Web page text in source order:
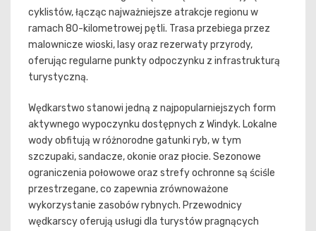
cyklistów, łącząc najważniejsze atrakcje regionu w
ramach 80-kilometrowej pętli. Trasa przebiega przez
malownicze wioski, lasy oraz rezerwaty przyrody,
oferując regularne punkty odpoczynku z infrastrukturą
turystyczną.
Wędkarstwo stanowi jedną z najpopularniejszych form
aktywnego wypoczynku dostępnych z Windyk. Lokalne
wody obfitują w różnorodne gatunki ryb, w tym
szczupaki, sandacze, okonie oraz płocie. Sezonowe
ograniczenia połowowe oraz strefy ochronne są ściśle
przestrzegane, co zapewnia zrównoważone
wykorzystanie zasobów rybnych. Przewodnicy
wędkarscy oferują usługi dla turystów pragnących